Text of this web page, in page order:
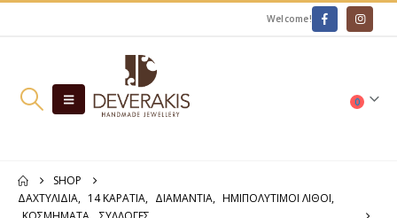
Welcome!
0
SHOP
ΔΑΧΤΥΛΊΔΙΑ, 14 ΚΑΡΆΤΙΑ, ΔΙΑΜΆΝΤΙΑ, ΗΜΙΠΟΛΎΤΙΜΟΙ ΛΊΘΟΙ,